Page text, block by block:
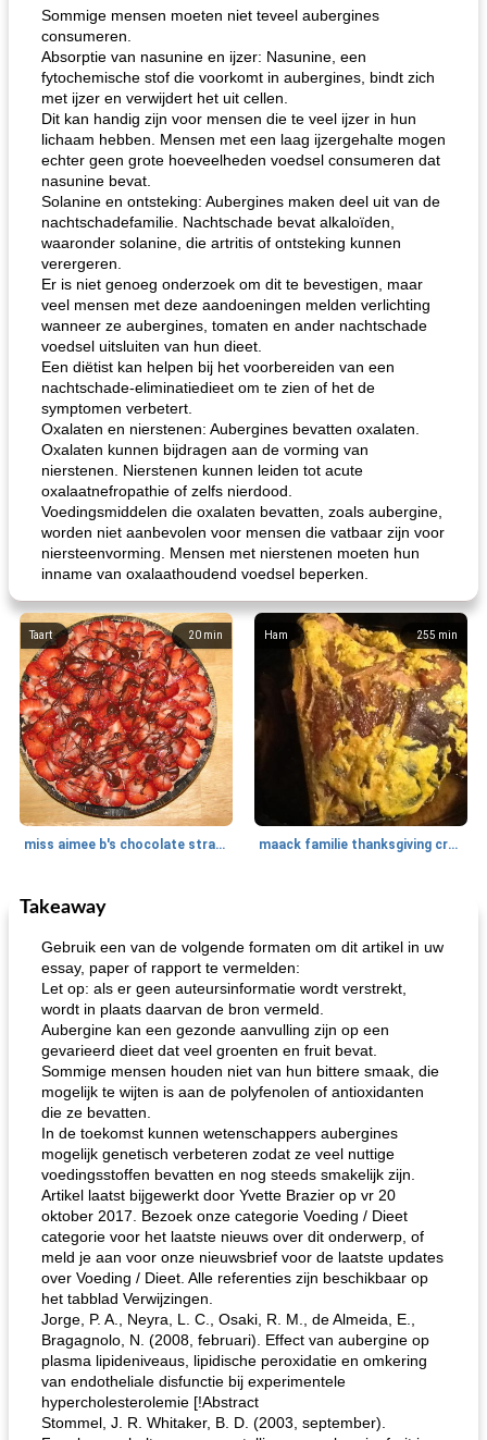
Sommige mensen moeten niet teveel aubergines
consumeren.
Absorptie van nasunine en ijzer: Nasunine, een
fytochemische stof die voorkomt in aubergines, bindt zich
met ijzer en verwijdert het uit cellen.
Dit kan handig zijn voor mensen die te veel ijzer in hun
lichaam hebben. Mensen met een laag ijzergehalte mogen
echter geen grote hoeveelheden voedsel consumeren dat
nasunine bevat.
Solanine en ontsteking: Aubergines maken deel uit van de
nachtschadefamilie. Nachtschade bevat alkaloïden,
waaronder solanine, die artritis of ontsteking kunnen
verergeren.
Er is niet genoeg onderzoek om dit te bevestigen, maar
veel mensen met deze aandoeningen melden verlichting
wanneer ze aubergines, tomaten en ander nachtschade
voedsel uitsluiten van hun dieet.
Een diëtist kan helpen bij het voorbereiden van een
nachtschade-eliminatiedieet om te zien of het de
symptomen verbetert.
Oxalaten en nierstenen: Aubergines bevatten oxalaten.
Oxalaten kunnen bijdragen aan de vorming van
nierstenen. Nierstenen kunnen leiden tot acute
oxalaatnefropathie of zelfs nierdood.
Voedingsmiddelen die oxalaten bevatten, zoals aubergine,
worden niet aanbevolen voor mensen die vatbaar zijn voor
niersteenvorming. Mensen met nierstenen moeten hun
inname van oxalaathoudend voedsel beperken.
20 min
Taart
miss aimee b's chocolate strawberry pie
255 min
Ham
maack familie thanksgiving crock pot ham
Ontbijt
Takeaway
Gebruik een van de volgende formaten om dit artikel in uw
essay, paper of rapport te vermelden:
Let op: als er geen auteursinformatie wordt verstrekt,
wordt in plaats daarvan de bron vermeld.
Aubergine kan een gezonde aanvulling zijn op een
gevarieerd dieet dat veel groenten en fruit bevat.
Sommige mensen houden niet van hun bittere smaak, die
mogelijk te wijten is aan de polyfenolen of antioxidanten
die ze bevatten.
In de toekomst kunnen wetenschappers aubergines
mogelijk genetisch verbeteren zodat ze veel nuttige
voedingsstoffen bevatten en nog steeds smakelijk zijn.
Artikel laatst bijgewerkt door Yvette Brazier op vr 20
oktober 2017. Bezoek onze categorie Voeding / Dieet
categorie voor het laatste nieuws over dit onderwerp, of
meld je aan voor onze nieuwsbrief voor de laatste updates
over Voeding / Dieet. Alle referenties zijn beschikbaar op
het tabblad Verwijzingen.
Jorge, P. A., Neyra, L. C., Osaki, R. M., de Almeida, E.,
Bragagnolo, N. (2008, februari). Effect van aubergine op
plasma lipideniveaus, lipidische peroxidatie en omkering
van endotheliale disfunctie bij experimentele
hypercholesterolemie [!Abstract
Stommel, J. R. Whitaker, B. D. (2003, september).